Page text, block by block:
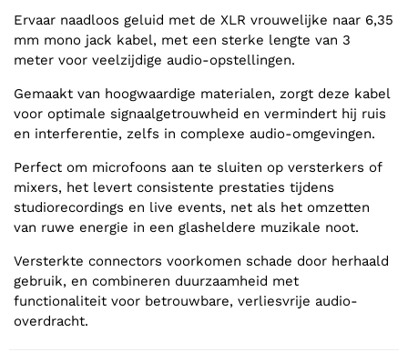
Ervaar naadloos geluid met de XLR vrouwelijke naar 6,35
mm mono jack kabel, met een sterke lengte van 3
meter voor veelzijdige audio-opstellingen.
Gemaakt van hoogwaardige materialen, zorgt deze kabel
voor optimale signaalgetrouwheid en vermindert hij ruis
en interferentie, zelfs in complexe audio-omgevingen.
Perfect om microfoons aan te sluiten op versterkers of
mixers, het levert consistente prestaties tijdens
studiorecordings en live events, net als het omzetten
van ruwe energie in een glasheldere muzikale noot.
Versterkte connectors voorkomen schade door herhaald
gebruik, en combineren duurzaamheid met
functionaliteit voor betrouwbare, verliesvrije audio-
overdracht.